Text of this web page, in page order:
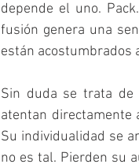
depende el uno.
fusión genera una
están acostumbrados
Sin duda se trata de
atentan directamente
Su individualidad se
no es tal. Pierden su